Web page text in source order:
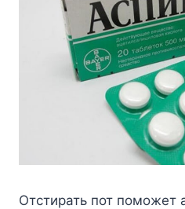
Отстирать пот поможет